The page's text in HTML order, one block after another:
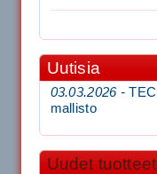
Uutisia
03.03.2026 -
mallisto
Uudet tuotteet